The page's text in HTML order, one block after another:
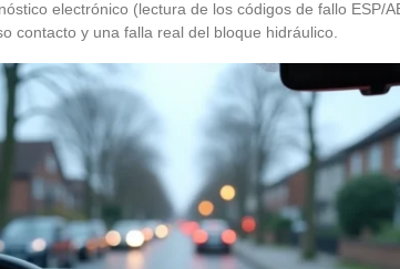
electrónico (lectura de los códigos de fallo ESP/
contacto y una falla real del bloque hidráulico.